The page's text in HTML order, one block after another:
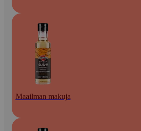
Maailman makuja